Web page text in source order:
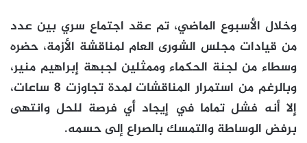
وخلال الأسبوع الماضي، تم عقد اجتماع سري بين عدد
من قيادات مجلس الشورى العام لمناقشة الأزمة، حضره
وسطاء من لجنة الحكماء وممثلين لجبهة إبراهيم منير،
وبالرغم من استمرار المناقشات لمدة تجاوزت 8 ساعات،
إلا أنه فشل تماما في إيجاد أي فرصة للحل وانتهى
برفض الوساطة والتمسك بالصراع إلى حسمه.